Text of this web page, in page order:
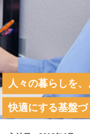
人々の暮らしを
快適にする基盤づ